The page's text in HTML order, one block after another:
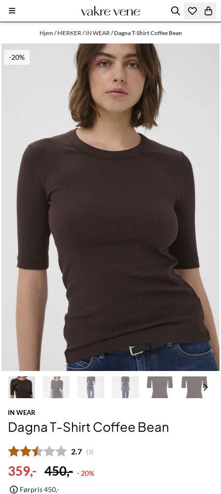
Hopp til innhold
Hjem/MERKER /IN WEAR /Dagna T-Shirt Coffee Bean
-20%
IN WEAR
Dagna T-Shirt Coffee Bean
Gjennomsnittskarakter:
2.7 (stemmer:
3)
359,- 450,- - 20%
Førpris 450,-